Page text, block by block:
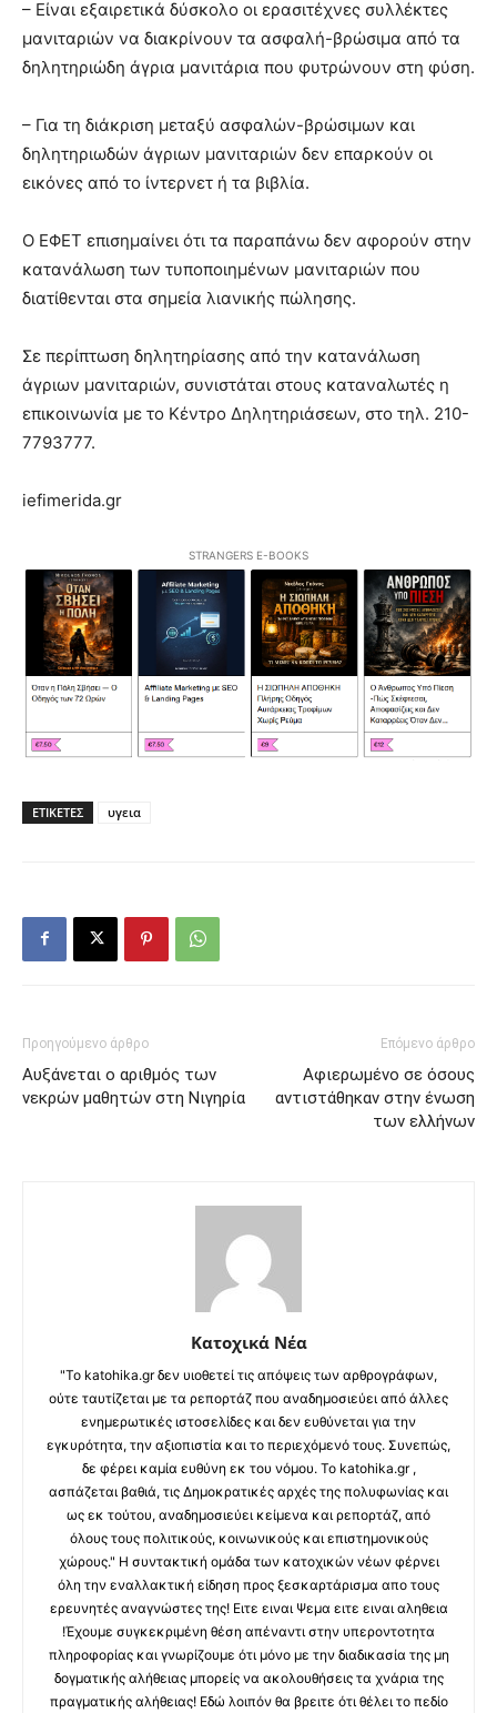
– Είναι εξαιρετικά δύσκολο οι ερασιτέχνες συλλέκτες
μανιταριών να διακρίνουν τα ασφαλή-βρώσιμα από τα
δηλητηριώδη άγρια μανιτάρια που φυτρώνουν στη φύση.
– Για τη διάκριση μεταξύ ασφαλών-βρώσιμων και
δηλητηριωδών άγριων μανιταριών δεν επαρκούν οι
εικόνες από το ίντερνετ ή τα βιβλία.
Ο ΕΦΕΤ επισημαίνει ότι τα παραπάνω δεν αφορούν στην
κατανάλωση των τυποποιημένων μανιταριών που
διατίθενται στα σημεία λιανικής πώλησης.
Σε περίπτωση δηλητηρίασης από την κατανάλωση
άγριων μανιταριών, συνιστάται στους καταναλωτές η
επικοινωνία με το Κέντρο Δηλητηριάσεων, στο τηλ. 210-
7793777.
iefimerida.gr
STRANGERS E-BOOKS
ΕΤΙΚΕΤΕΣ υγεια
Προηγούμενο άρθρο
Αυξάνεται ο αριθμός των
νεκρών μαθητών στη Νιγηρία
Επόμενο άρθρο
Αφιερωμένο σε όσους
αντιστάθηκαν στην ένωση
των ελλήνων
Κατοχικά Νέα
"Το katohika.gr δεν υιοθετεί τις απόψεις των αρθρογράφων,
ούτε ταυτίζεται με τα ρεπορτάζ που αναδημοσιεύει από άλλες
ενημερωτικές ιστοσελίδες και δεν ευθύνεται για την
εγκυρότητα, την αξιοπιστία και το περιεχόμενό τους. Συνεπώς,
δε φέρει καμία ευθύνη εκ του νόμου. Το katohika.gr ,
ασπάζεται βαθιά, τις Δημοκρατικές αρχές της πολυφωνίας και
ως εκ τούτου, αναδημοσιεύει κείμενα και ρεπορτάζ, από
όλους τους πολιτικούς, κοινωνικούς και επιστημονικούς
χώρους." Η συντακτική ομάδα των κατοχικών νέων φέρνει
όλη την εναλλακτική είδηση προς ξεσκαρτάρισμα απο τους
ερευνητές αναγνώστες της! Ειτε ειναι Ψεμα ειτε ειναι αληθεια
!Έχουμε συγκεκριμένη θέση απέναντι στην υπεροντοτητα
πληροφορίας και γνωρίζουμε ότι μόνο με την διαδικασία της μη
δογματικής αλήθειας μπορείς να ακολουθήσεις τα χνάρια της
πραγματικής αλήθειας! Εδώ λοιπόν θα βρειτε ότι θέλει το πεδίο